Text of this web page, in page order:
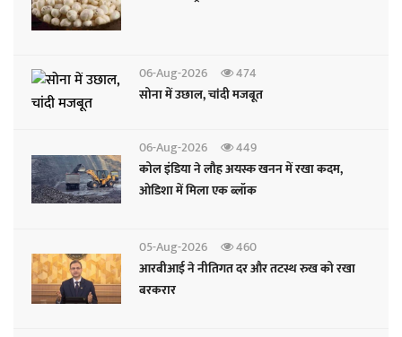
06-Aug-2026
474
सोना में उछाल, चांदी मजबूत
06-Aug-2026
449
कोल इंडिया ने लौह अयस्क खनन में रखा कदम,
ओडिशा में मिला एक ब्लॉक
05-Aug-2026
460
आरबीआई ने नीतिगत दर और तटस्थ रुख को रखा
बरकरार